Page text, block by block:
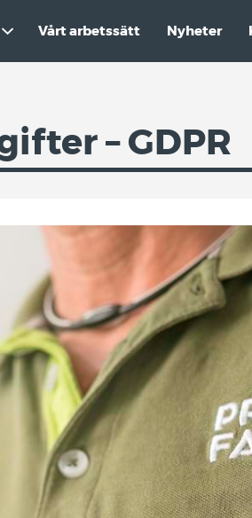
Vårt arbetssätt Nyheter
– GDPR